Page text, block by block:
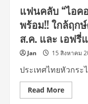
เตือน
รีบ
จอง
บัตร
ก่อน
อด
ดู
ทั้ง
“ไอคอน”
และ
แฟนคลับ “ไอค
พร้อม!! ใกล้ฤก
ส.ค. และ เอฟรี่
Jan 15 สิงหาคม
ประเทศไทยหัวกระ
Read MoreRead
more